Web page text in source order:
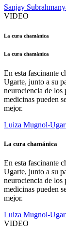
Sanjay
VIDEO
La cura chamánica
La cura chamánica
En esta fascinante
Ugarte, junto a su
neurociencia de los
medicinas pueden
mejor.
Luiza Mugnol-
La cura chamánica
En esta fascinante
Ugarte, junto a su
neurociencia de los
medicinas pueden
mejor.
Luiza Mugnol-
VIDEO